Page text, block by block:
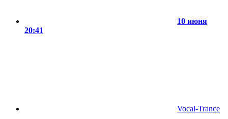
10 июня
20:41
Vocal-Trance